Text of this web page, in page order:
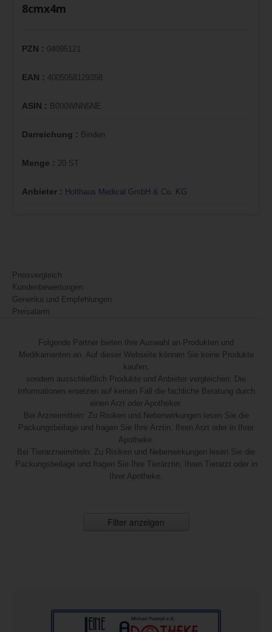
8cmx4m
PZN : 04095121
EAN : 4005058129358
ASIN : B000WNN5NE
Darreichung : Binden
Menge : 20 ST
Anbieter : Holthaus Medical GmbH & Co. KG
Preisvergleich
Kundenbewertungen
Generika und Empfehlungen
Preisalarm
Folgende Partner bieten Ihre Auswahl an Produkten und
Medikamenten an. Auf dieser Webseite können Sie keine Produkte
kaufen,
sondern ausschließlich Produkte und Anbieter vergleichen. Die
Informationen ersetzen auf keinen Fall die fachliche Beratung durch
einen Arzt oder Apotheker.
Bei Arzneimitteln: Zu Risiken und Nebenwirkungen lesen Sie die
Packungsbeilage und fragen Sie Ihre Ärztin, Ihren Arzt oder in Ihrer
Apotheke.
Bei Tierarzneimitteln: Zu Risiken und Nebenwirkungen lesen Sie die
Packungsbeilage und fragen Sie Ihre Tierärztin, Ihren Tierarzt oder in
Ihrer Apotheke.
Filter anzeigen